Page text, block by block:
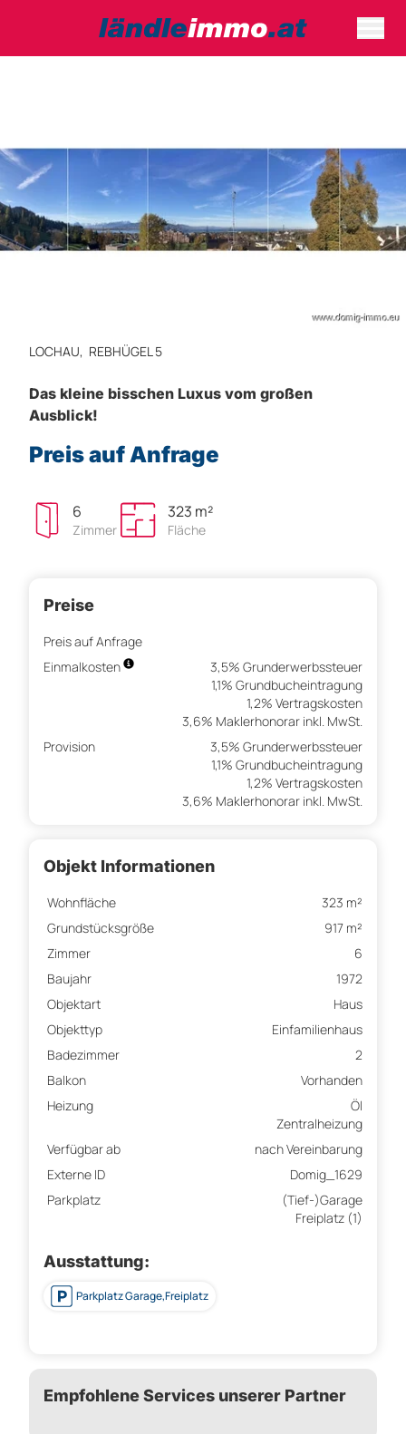
LOCHAU, REBHÜGEL 5
Das kleine bisschen Luxus vom großen
Ausblick!
Preis auf Anfrage
6
Zimmer
323 m²
Fläche
Preise
Preis auf Anfrage
Einmalkosten
3,5% Grunderwerbssteuer
1,1% Grundbucheintragung
1,2% Vertragskosten
3,6% Maklerhonorar inkl. MwSt.
Provision
3,5% Grunderwerbssteuer
1,1% Grundbucheintragung
1,2% Vertragskosten
3,6% Maklerhonorar inkl. MwSt.
Objekt Informationen
Wohnfläche
323 m²
Grundstücksgröße
917 m²
Zimmer
6
Baujahr
1972
Objektart
Haus
Objekttyp
Einfamilienhaus
Badezimmer
2
Balkon
Vorhanden
Heizung
Öl
Zentralheizung
Verfügbar ab
nach Vereinbarung
Externe ID
Domig_1629
Parkplatz
(Tief-)Garage
Freiplatz (1)
Ausstattung:
Parkplatz Garage,Freiplatz
Empfohlene Services unserer Partner